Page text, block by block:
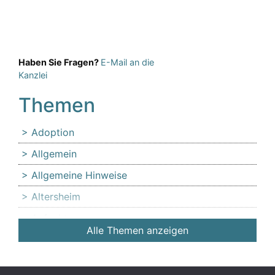
Haben Sie Fragen? E-Mail an die
Kanzlei
Themen
Adoption
Allgemein
Allgemeine Hinweise
Altersheim
Anfechtung
Angehörige
Alle Themen anzeigen